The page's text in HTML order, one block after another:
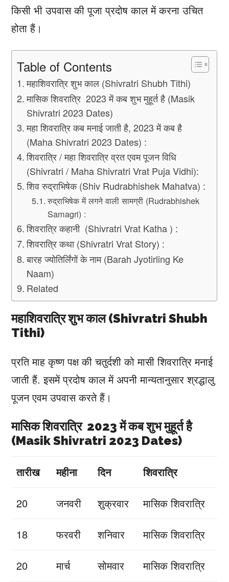
किसी भी उपवास की पूजा प्रदोष काल में करना उचित
होता हैं।
Table of Contents
महाशिवरात्रि शुभ काल (Shivratri Shubh Tithi)
मासिक शिवरात्रि 2023 में कब शुभ मुहूर्त है (Masik
Shivratri 2023 Dates)
महा शिवरात्रि कब मनाई जाती है, 2023 में कब है
(Maha Shivratri 2023 Dates) :
शिवरात्रि / महा शिवरात्रि व्रत एवम पूजन विधि
(Shivratri / Maha Shivratri Vrat Puja Vidhi):
शिव रुद्राभिषेक (Shiv Rudrabhishek Mahatva) :
रुद्राभिषेक में लगने वाली सामग्री (Rudrabhishek
Samagri) :
शिवरात्रि कहानी (Shivratri Vrat Katha ) :
शिवरात्रि कथा (Shivratri Vrat Story) :
बारह ज्योतिर्लिंगों के नाम (Barah Jyotirling Ke
Naam)
Related
महाशिवरात्रि शुभ काल (Shivratri Shubh
Tithi)
प्रति माह कृष्ण पक्ष की चतुर्दशी को मासी शिवरात्रि मनाई
जाती हैं. इसमें प्रदोष काल में अपनी मान्यतानुसार श्रद्धालु
पूजन एवम उपवास करते हैं।
मासिक शिवरात्रि 2023 में कब शुभ मुहूर्त है
(Masik Shivratri 2023 Dates)
तारीख महीना दिन शिवरात्रि
20 जनवरी शुक्रवार मासिक शिवरात्रि
18 फरवरी शनिवार मासिक शिवरात्रि
20 मार्च सोमवार मासिक शिवरात्रि